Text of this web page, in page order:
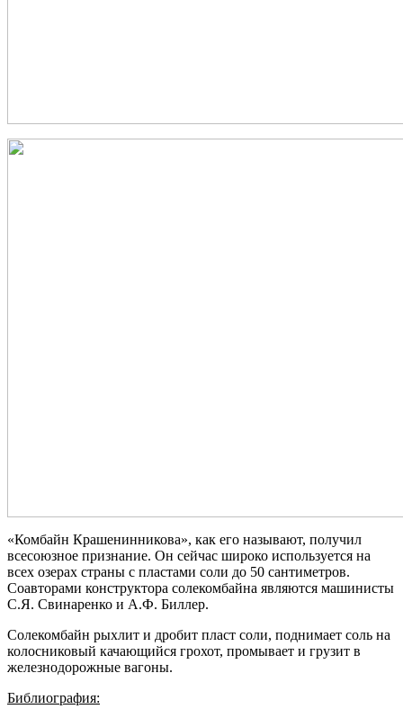
«Комбайн Крашенинникова», как его называют, получил
всесоюзное признание. Он сейчас широко используется на
всех озерах страны с пластами соли до 50 сантиметров.
Соавторами конструктора солекомбайна являются машинисты
С.Я. Свинаренко и А.Ф. Биллер.
Солекомбайн рыхлит и дробит пласт соли, поднимает соль на
колосниковый качающийся грохот, промывает и грузит в
железнодорожные вагоны.
Библиография: